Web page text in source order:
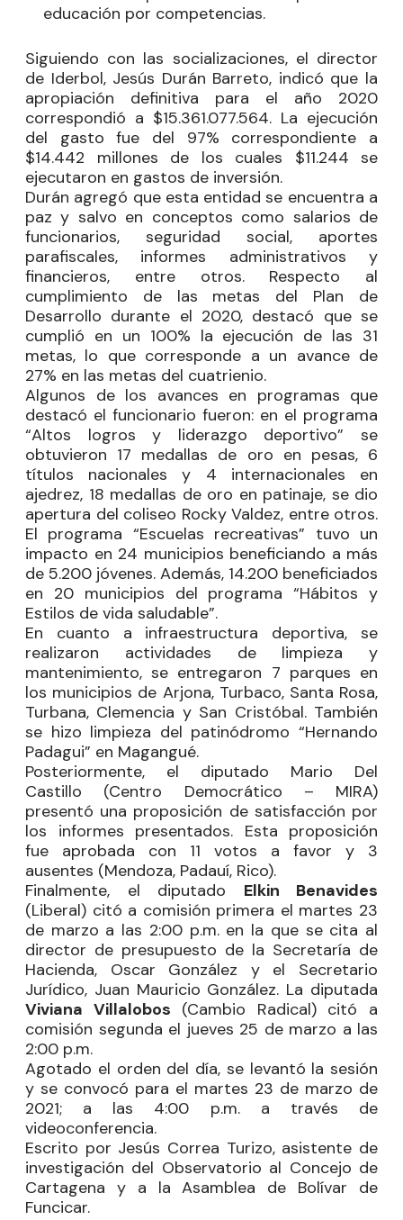
educación por competencias.
Siguiendo con las socializaciones, el director
de Iderbol, Jesús Durán Barreto, indicó que la
apropiación definitiva para el año 2020
correspondió a $15.361.077.564. La ejecución
del gasto fue del 97% correspondiente a
$14.442 millones de los cuales $11.244 se
ejecutaron en gastos de inversión.
Durán agregó que esta entidad se encuentra a
paz y salvo en conceptos como salarios de
funcionarios, seguridad social, aportes
parafiscales, informes administrativos y
financieros, entre otros. Respecto al
cumplimiento de las metas del Plan de
Desarrollo durante el 2020, destacó que se
cumplió en un 100% la ejecución de las 31
metas, lo que corresponde a un avance de
27% en las metas del cuatrienio.
Algunos de los avances en programas que
destacó el funcionario fueron: en el programa
“Altos logros y liderazgo deportivo” se
obtuvieron 17 medallas de oro en pesas, 6
títulos nacionales y 4 internacionales en
ajedrez, 18 medallas de oro en patinaje, se dio
apertura del coliseo Rocky Valdez, entre otros.
El programa “Escuelas recreativas” tuvo un
impacto en 24 municipios beneficiando a más
de 5.200 jóvenes. Además, 14.200 beneficiados
en 20 municipios del programa “Hábitos y
Estilos de vida saludable”.
En cuanto a infraestructura deportiva, se
realizaron actividades de limpieza y
mantenimiento, se entregaron 7 parques en
los municipios de Arjona, Turbaco, Santa Rosa,
Turbana, Clemencia y San Cristóbal. También
se hizo limpieza del patinódromo “Hernando
Padagui” en Magangué.
Posteriormente, el diputado Mario Del
Castillo (Centro Democrático – MIRA)
presentó una proposición de satisfacción por
los informes presentados. Esta proposición
fue aprobada con 11 votos a favor y 3
ausentes (Mendoza, Padauí, Rico).
Finalmente, el diputado Elkin Benavides
(Liberal) citó a comisión primera el martes 23
de marzo a las 2:00 p.m. en la que se cita al
director de presupuesto de la Secretaría de
Hacienda, Oscar González y el Secretario
Jurídico, Juan Mauricio González. La diputada
Viviana Villalobos (Cambio Radical) citó a
comisión segunda el jueves 25 de marzo a las
2:00 p.m.
Agotado el orden del día, se levantó la sesión
y se convocó para el martes 23 de marzo de
2021; a las 4:00 p.m. a través de
videoconferencia.
Escrito por Jesús Correa Turizo, asistente de
investigación del Observatorio al Concejo de
Cartagena y a la Asamblea de Bolívar de
Funcicar.